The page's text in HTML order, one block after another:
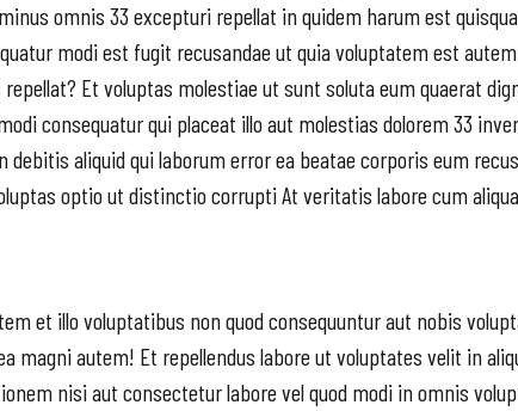
omnis 33 excepturi repellat in quidem harum est
modi est fugit recusandae ut quia voluptatem est
Et voluptas molestiae ut sunt soluta eum quaerat
consequatur qui placeat illo aut molestias dolorem 33
aliquid qui laborum error ea beatae corporis eum
optio ut distinctio corrupti At veritatis labore cum
et illo voluptatibus non quod consequuntur aut nobis
autem! Et repellendus labore ut voluptates velit in
nisi aut consectetur labore vel quod modi in omnis